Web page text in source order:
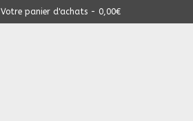
Votre panier d'achats - 0,00€